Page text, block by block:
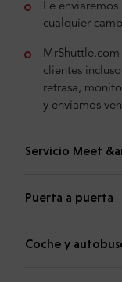
Le
cualquier
MrShuttle.com
clientes
retrasa,
y enviamos
Servicio Meet
Puerta a puerta
Coche y